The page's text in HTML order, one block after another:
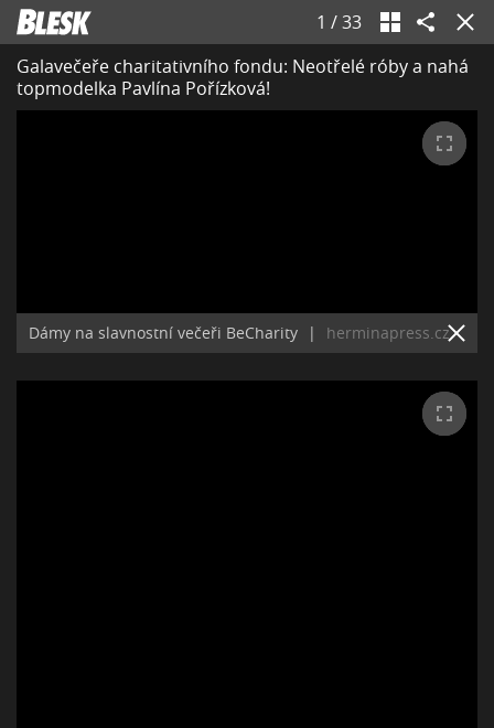
1 /33
Galavečeře charitativního fondu: Neotřelé róby a nahá
topmodelka Pavlína Pořízková!
Dámy na slavnostní večeři BeCharity | herminapress.cz